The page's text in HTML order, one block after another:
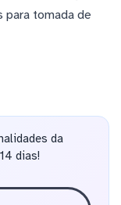
para tomada de
da
dias!